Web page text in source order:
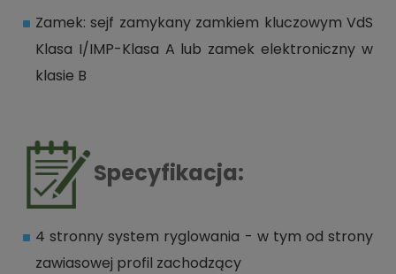
Zamek: sejf zamykany zamkiem kluczowym VdS
Klasa I/IMP-Klasa A lub zamek elektroniczny w
klasie B
Specyfikacja:
4 stronny system ryglowania - w tym od strony
zawiasowej profil zachodzący